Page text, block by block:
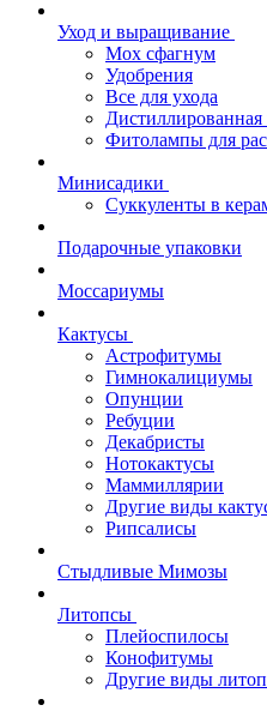
Уход и выращивание
Мох сфагнум
Удобрения
Все для ухода
Дистиллированная
Фитолампы для
Минисадики
Суккуленты в
Подарочные упаковки
Моссариумы
Кактусы
Астрофитумы
Гимнокалициумы
Опунции
Ребуции
Декабристы
Нотокактусы
Маммиллярии
Другие виды
Рипсалисы
Стыдливые Мимозы
Литопсы
Плейоспилосы
Конофитумы
Другие виды